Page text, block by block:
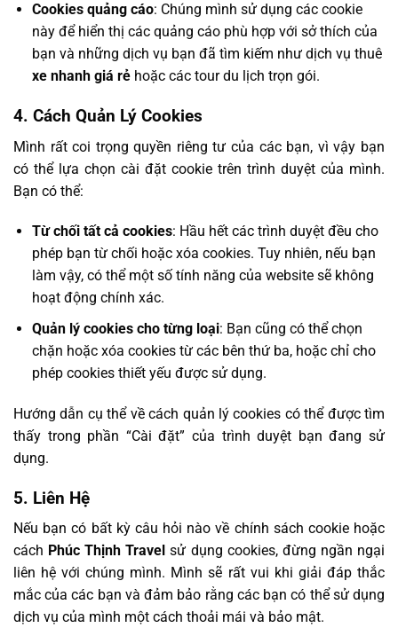
Cookies quảng cáo: Chúng mình sử dụng các cookie
này để hiển thị các quảng cáo phù hợp với sở thích của
bạn và những dịch vụ bạn đã tìm kiếm như dịch vụ thuê
xe nhanh giá rẻhoặc các tour du lịch trọn gói.
4. Cách Quản Lý Cookies
Mình rất coi trọng quyền riêng tư của các bạn, vì vậy bạn
có thể lựa chọn cài đặt cookie trên trình duyệt của mình.
Bạn có thể:
Từ chối tất cả cookies: Hầu hết các trình duyệt đều cho
phép bạn từ chối hoặc xóa cookies. Tuy nhiên, nếu bạn
làm vậy, có thể một số tính năng của website sẽ không
hoạt động chính xác.
Quản lý cookies cho từng loại: Bạn cũng có thể chọn
chặn hoặc xóa cookies từ các bên thứ ba, hoặc chỉ cho
phép cookies thiết yếu được sử dụng.
Hướng dẫn cụ thể về cách quản lý cookies có thể được tìm
thấy trong phần “Cài đặt” của trình duyệt bạn đang sử
dụng.
5. Liên Hệ
Nếu bạn có bất kỳ câu hỏi nào về chính sách cookie hoặc
cách Phúc Thịnh Travel sử dụng cookies, đừng ngần ngại
liên hệ với chúng mình. Mình sẽ rất vui khi giải đáp thắc
mắc của các bạn và đảm bảo rằng các bạn có thể sử dụng
dịch vụ của mình một cách thoải mái và bảo mật.